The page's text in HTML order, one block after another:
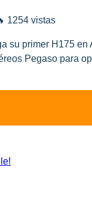
1254 vistas
su primer H175
Pegaso para